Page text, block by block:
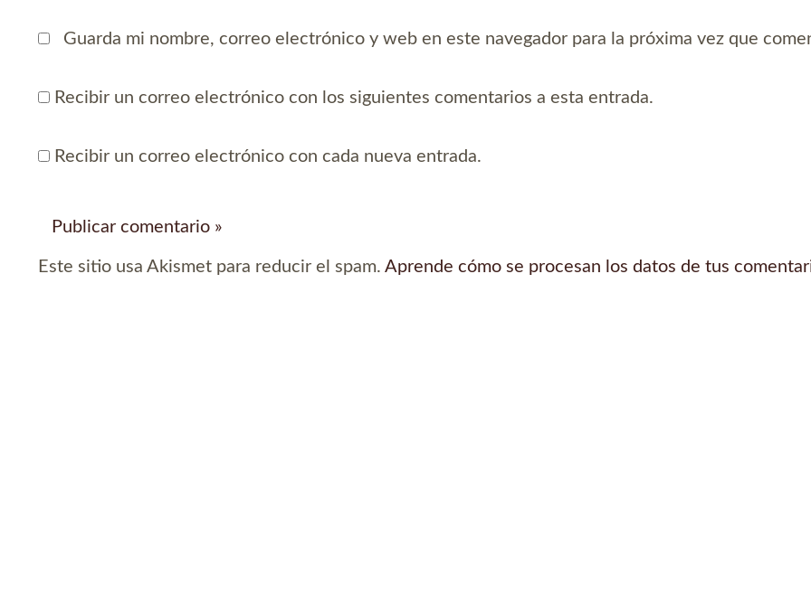
Guarda mi nombre, correo electrónico y web en este navegador para la próxima vez que
Recibir un correo electrónico con los siguientes comentarios a esta entrada.
Recibir un correo electrónico con cada nueva entrada.
Este sitio usa Akismet para reducir el spam. Aprende cómo se procesan los datos de tus